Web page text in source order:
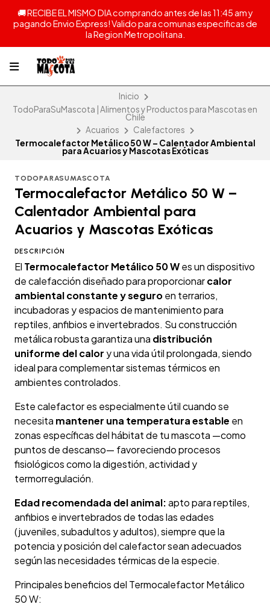
🚚 RECIBE EL MISMO DIA comprando antes de las 11:45 am y
pagando Envio Express! Valido para comunas especificas de
la Region Metropolitana.
Inicio
TodoParaSuMascota | Alimentos y Productos para Mascotas en
Chile
Acuarios
Calefactores
Termocalefactor Metálico 50 W – Calentador Ambiental
para Acuarios y Mascotas Exóticas
TODOPARASUMASCOTA
Termocalefactor Metálico 50 W –
Calentador Ambiental para
Acuarios y Mascotas Exóticas
DESCRIPCIÓN
El Termocalefactor Metálico 50 Wes un dispositivo
de calefacción diseñado para proporcionarcalor
ambiental constante y seguroen terrarios,
incubadoras y espacios de mantenimiento para
reptiles, anfibios e invertebrados. Su construcción
metálica robusta garantiza una distribución
uniforme del calor y una vida útil prolongada, siendo
ideal para complementar sistemas térmicos en
ambientes controlados.
Este calefactor es especialmente útil cuando se
necesita mantener una temperatura estable en
zonas específicas del hábitat de tu mascota —como
puntos de descanso— favoreciendo procesos
fisiológicos como la digestión, actividad y
termorregulación.
Edad recomendada del animal:apto para reptiles,
anfibios e invertebrados de todas las edades
(juveniles, subadultos y adultos), siempre que la
potencia y posición del calefactor sean adecuados
según las necesidades térmicas de la especie.
Principales beneficios del Termocalefactor Metálico
50 W: